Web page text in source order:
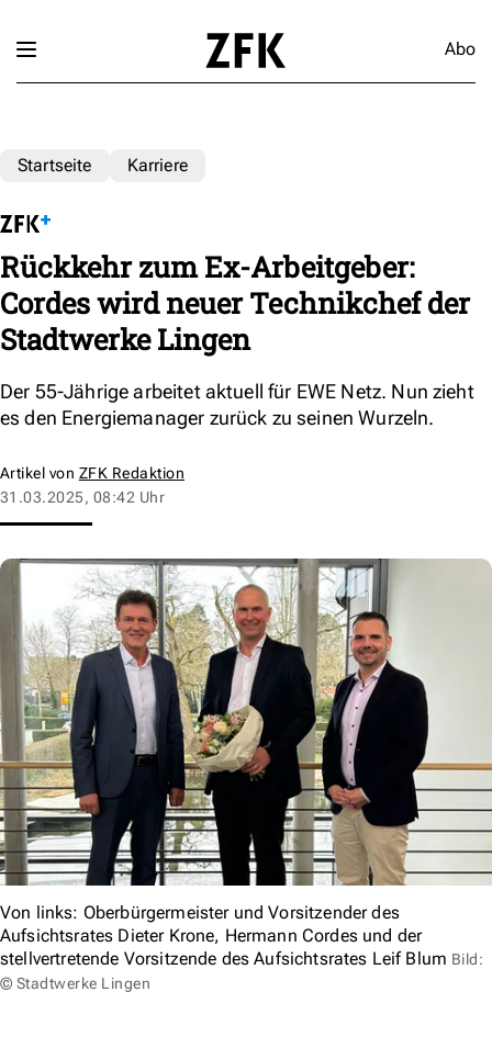
Abo
Startseite Karriere
Rückkehr zum Ex-Arbeitgeber:
Cordes wird neuer Technikchef der
Stadtwerke Lingen
Der 55-Jährige arbeitet aktuell für EWE Netz. Nun zieht
es den Energiemanager zurück zu seinen Wurzeln.
Artikel von ZFK Redaktion
31.03.2025, 08:42 Uhr
Von links: Oberbürgermeister und Vorsitzender des
Aufsichtsrates Dieter Krone, Hermann Cordes und der
stellvertretende Vorsitzende des Aufsichtsrates Leif Blum Bild:
© Stadtwerke Lingen